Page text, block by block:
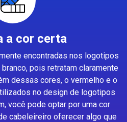
a cor certa
encontradas nos logotipos
pois retratam claramente
dessas cores, o vermelho e o
no design de logotipos
você pode optar por uma cor
cabeleireiro oferecer algo que